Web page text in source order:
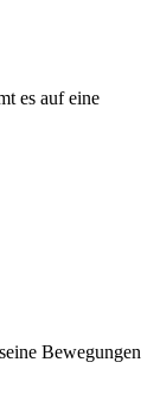
es auf eine
Bewegungen